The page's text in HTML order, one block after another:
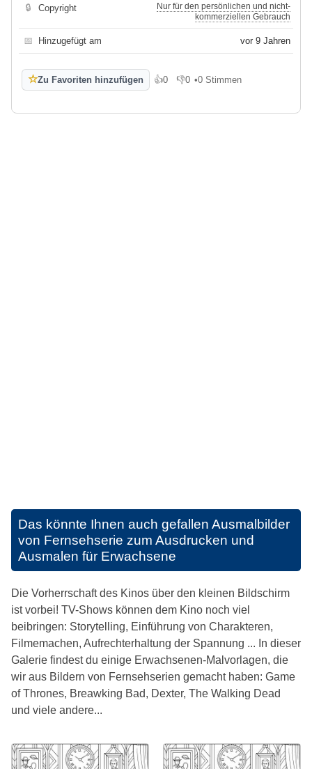
🔒 Copyright
Nur für den persönlichen und nicht-
kommerziellen Gebrauch
📅 Hinzugefügt am vor 9 Jahren
☆Zu Favoriten hinzufügen 👍0
Gefällt mir
👎0
Gefällt mir nicht
•0 Stimmen
Das könnte Ihnen auch gefallen Ausmalbilder
von Fernsehserie zum Ausdrucken und
Ausmalen für Erwachsene
Die Vorherrschaft des Kinos über den kleinen Bildschirm
ist vorbei! TV-Shows können dem Kino noch viel
beibringen: Storytelling, Einführung von Charakteren,
Filmemachen, Aufrechterhaltung der Spannung ... In dieser
Galerie findest du einige Erwachsenen-Malvorlagen, die
wir aus Bildern von Fernsehserien gemacht haben: Game
of Thrones, Breawking Bad, Dexter, The Walking Dead
und viele andere...